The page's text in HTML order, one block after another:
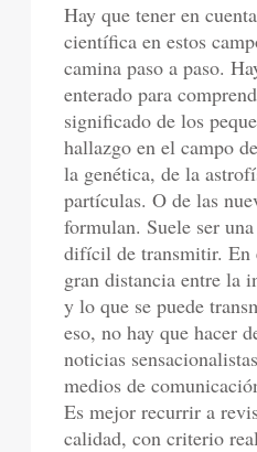
Hay que tener en
científica en estos
camina paso a paso.
enterado para
significado de los
hallazgo en el campo
la genética, de la
partículas. O de las
formulan. Suele ser
difícil de transmitir. En
gran distancia entre la
y lo que se puede
eso, no hay que hacer
noticias
medios de
Es mejor recurrir a
calidad, con criterio